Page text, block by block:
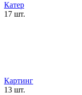
Катер
17 шт.
Картинг
13 шт.